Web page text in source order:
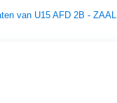
van U15 AFD 2B - ZAAL